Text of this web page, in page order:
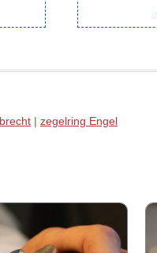
| zegelring Engel